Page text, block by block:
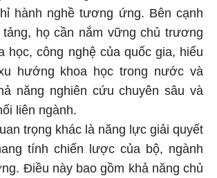
hành nghề tương ứng. Bên cạnh
họ cần nắm vững chủ trương
học, công nghệ của quốc gia, hiểu
hướng khoa học trong nước và
năng nghiên cứu chuyên sâu và
liên ngành.
trọng khác là năng lực giải quyết
tính chiến lược của bộ, ngành
Điều này bao gồm khả năng chủ